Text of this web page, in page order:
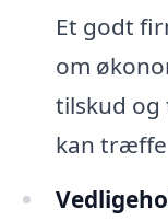
Et godt
om
tilskud og
kan